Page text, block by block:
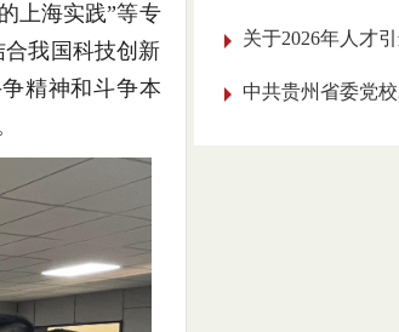
上海实践”等专
我国科技创新
精神和斗争本
关于2026年人才
中共贵州省委党